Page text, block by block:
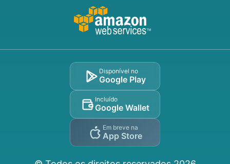
Disponível no
Google Play
Incluído
Google Wallet
Em breve na
App Store